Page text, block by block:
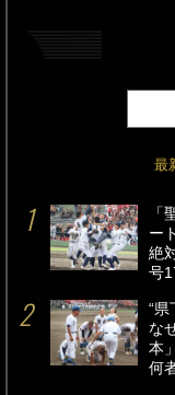
最
「
ー
絶
号
“県
な
本
何